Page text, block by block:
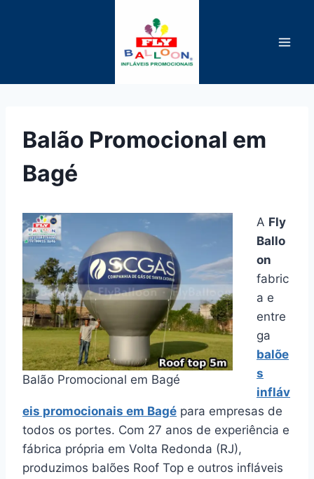
Balão Promocional em
Bagé
Balão Promocional em Bagé
A Fly
Ballo
on
fabric
a e
entre
ga
balõe
s
infláv
eis promocionais em Bagé para empresas de
todos os portes. Com 27 anos de experiência e
fábrica própria em Volta Redonda (RJ),
produzimos balões Roof Top e outros infláveis